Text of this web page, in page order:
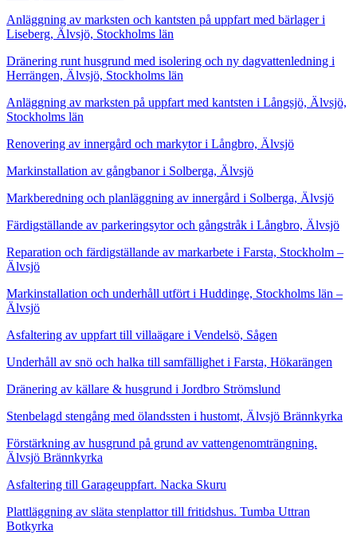
Anläggning av marksten och kantsten på uppfart med bärlager i
Liseberg, Älvsjö, Stockholms län
Dränering runt husgrund med isolering och ny dagvattenledning i
Herrängen, Älvsjö, Stockholms län
Anläggning av marksten på uppfart med kantsten i Långsjö, Älvsjö,
Stockholms län
Renovering av innergård och markytor i Långbro, Älvsjö
Markinstallation av gångbanor i Solberga, Älvsjö
Markberedning och planläggning av innergård i Solberga, Älvsjö
Färdigställande av parkeringsytor och gångstråk i Långbro, Älvsjö
Reparation och färdigställande av markarbete i Farsta, Stockholm –
Älvsjö
Markinstallation och underhåll utfört i Huddinge, Stockholms län –
Älvsjö
Asfaltering av uppfart till villaägare i Vendelsö, Sågen
Underhåll av snö och halka till samfällighet i Farsta, Hökarängen
Dränering av källare & husgrund i Jordbro Strömslund
Stenbelagd stengång med ölandssten i hustomt, Älvsjö Brännkyrka
Förstärkning av husgrund på grund av vattengenomträngning.
Älvsjö Brännkyrka
Asfaltering till Garageuppfart. Nacka Skuru
Plattläggning av släta stenplattor till fritidshus. Tumba Uttran
Botkyrka